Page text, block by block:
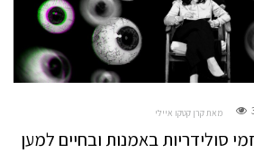
מאת קרן קטקו איילי
סולידריות באמנות ובחיים למען